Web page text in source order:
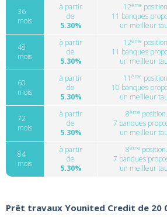
36
mois
à partir
de
5.30%
12ème
11 banques
un meilleur
48
mois
à partir
de
5.30%
12ème
11 banques
un meilleur
60
mois
à partir
de
5.30%
11 ème
10 banques
un meilleur
72
mois
à partir
de
5.30%
8èmeposition.
7 banques
un meilleur
84
mois
à partir
de
5.30%
8èmeposition.
7 banques
un meilleur
Prêt travaux Younited Credit de 20